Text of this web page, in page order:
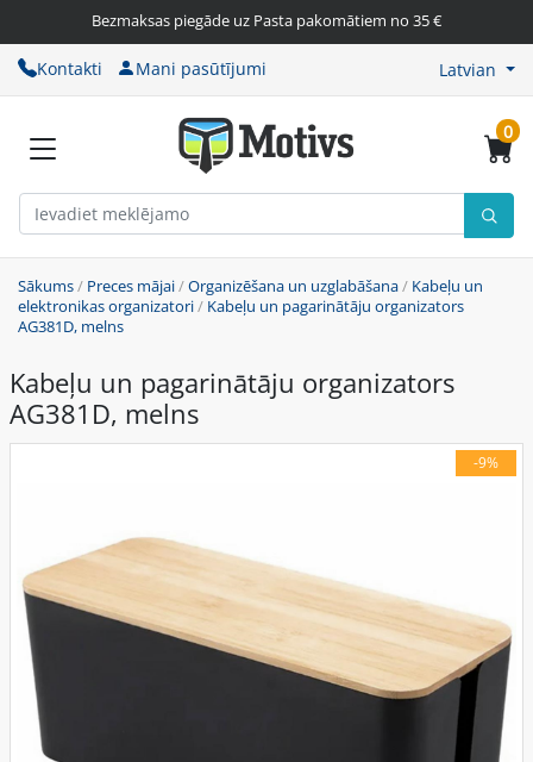
Bezmaksas piegāde uz Pasta pakomātiem no 35 €
Kontakti Mani pasūtījumi Latvian
0
Sākums/ Preces mājai/Organizēšana un uzglabāšana/ Kabeļu un
elektronikas organizatori/ Kabeļu un pagarinātāju organizators
AG381D, melns
Kabeļu un pagarinātāju organizators
AG381D, melns
-9%